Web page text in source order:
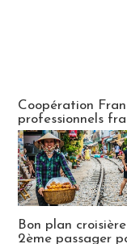
Coopération
professionnels
Bon plan
2ème passager